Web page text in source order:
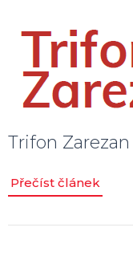
Trifon Zarezan
Přečíst článek